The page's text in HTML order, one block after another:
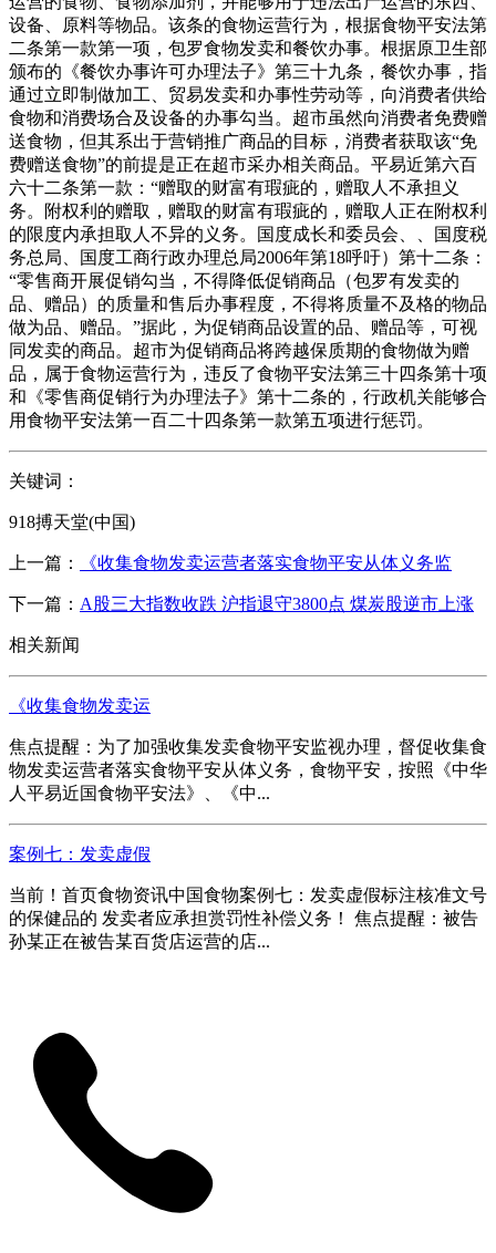
设备、原料等物品。该条的食物运营行为，根据食物平安法第
二条第一款第一项，包罗食物发卖和餐饮办事。根据原卫生部
颁布的《餐饮办事许可办理法子》第三十九条，餐饮办事，指
通过立即制做加工、贸易发卖和办事性劳动等，向消费者供给
食物和消费场合及设备的办事勾当。超市虽然向消费者免费赠
送食物，但其系出于营销推广商品的目标，消费者获取该“免
费赠送食物”的前提是正在超市采办相关商品。平易近第六百
六十二条第一款：“赠取的财富有瑕疵的，赠取人不承担义
务。附权利的赠取，赠取的财富有瑕疵的，赠取人正在附权利
的限度内承担取人不异的义务。国度成长和委员会、、国度税
务总局、国度工商行政办理总局2006年第18呼吁）第十二条：
“零售商开展促销勾当，不得降低促销商品（包罗有发卖的
品、赠品）的质量和售后办事程度，不得将质量不及格的物品
做为品、赠品。”据此，为促销商品设置的品、赠品等，可视
同发卖的商品。超市为促销商品将跨越保质期的食物做为赠
品，属于食物运营行为，违反了食物平安法第三十四条第十项
和《零售商促销行为办理法子》第十二条的，行政机关能够合
用食物平安法第一百二十四条第一款第五项进行惩罚。
关键词：
918搏天堂(中国)
上一篇： 《收集食物发卖运营者落实食物平安从体义务监
下一篇： A股三大指数收跌 沪指退守3800点 煤炭股逆市上涨
相关新闻
《收集食物发卖运
焦点提醒：为了加强收集发卖食物平安监视办理，督促收集食
物发卖运营者落实食物平安从体义务，食物平安，按照《中华
人平易近国食物平安法》、《中...
案例七：发卖虚假
当前！首页食物资讯中国食物案例七：发卖虚假标注核准文号
的保健品的 发卖者应承担赏罚性补偿义务！ 焦点提醒：被告
孙某正在被告某百货店运营的店...